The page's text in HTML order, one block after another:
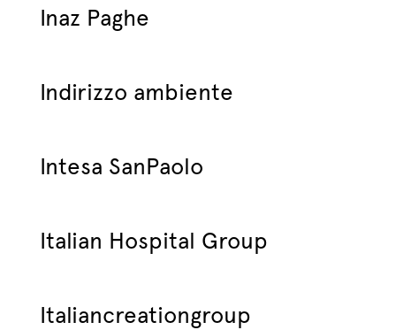
Inaz Paghe
Indirizzo ambiente
Intesa SanPaolo
Italian Hospital Group
Italiancreationgroup